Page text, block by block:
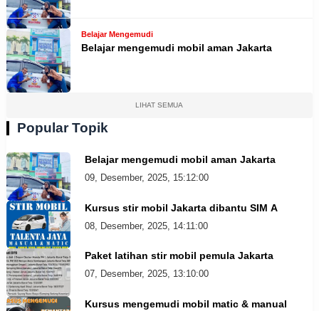
Belajar Mengemudi
Belajar mengemudi mobil aman Jakarta
LIHAT SEMUA
Popular Topik
Belajar mengemudi mobil aman Jakarta
09, Desember, 2025, 15:12:00
Kursus stir mobil Jakarta dibantu SIM A
08, Desember, 2025, 14:11:00
Paket latihan stir mobil pemula Jakarta
07, Desember, 2025, 13:10:00
Kursus mengemudi mobil matic & manual